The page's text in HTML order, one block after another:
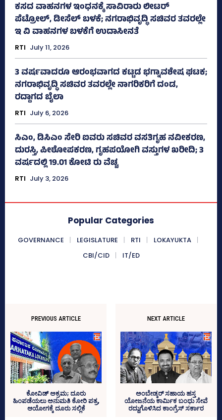
ಕಸದ ವಾಹನಗಳ ಇಂಧನಕ್ಕೆ ಸಾವಿರಾರು ಲೀಟರ್‌
ಪೆಟ್ರೋಲ್, ಡೀಸೆಲ್ ಬಳಕೆ; ನಗರಾಭಿವೃದ್ಧಿ ಸಚಿವರ ತವರಲ್ಲೇ
ಇ ವಿ ವಾಹನಗಳ ಬಳಕೆಗೆ ಉದಾಸೀನತೆ
RTI July 11, 2026
3 ವರ್ಷವಾದರೂ ಆರಂಭವಾಗದ ಕಟ್ಟಡ ಭಗ್ನಾವಶೇಷ ಘಟಕ;
ನಗರಾಭಿವೃದ್ಧಿ ಸಚಿವರ ತವರಲ್ಲೇ ನಾಗರಿಕರಿಗೆ ದಂಡ,
ರದ್ದಾಗದ ಬೈಲಾ
RTI July 6, 2026
ಸಿಎಂ, ಡಿಸಿಎಂ ಸೇರಿ ಐವರು ಸಚಿವರ ವಸತಿಗೃಹ ನವೀಕರಣ,
ದುರಸ್ತಿ, ಪೀಠೋಪಕರಣ, ಗೃಹಪಯೋಗಿ ವಸ್ತುಗಳ ಖರೀದಿ; 3
ವರ್ಷದಲ್ಲಿ 19.01 ಕೋಟಿ ರು ವೆಚ್ಚ
RTI July 3, 2026
Popular Categories
GOVERNANCE LEGISLATURE RTI
LOKAYUKTA
CBI/CID
IT/ED
PREVIOUS ARTICLE
ಕೋವಿಡ್‌ ಅಕ್ರಮ; ದೂರು
ಹಿಂಪಡೆಯಲು ಅನುಮತಿ ಕೋರಿ ಪತ್ರ,
ಆಯೋಗಕ್ಕೆ ದೂರು ಸಲ್ಲಿಕೆ
NEXT ARTICLE
ಅಂಬೇಡ್ಕರ್‍‌ ಸಹಾಯ ಹಸ್ತ
ಯೋಜನೆಯ ಕಾರ್ಮಿಕ ಬಂಧು ಸೇವೆ
ರದ್ದುಗೊಳಿಸಿದ ಕಾಂಗ್ರೆಸ್‌ ಸರ್ಕಾರ